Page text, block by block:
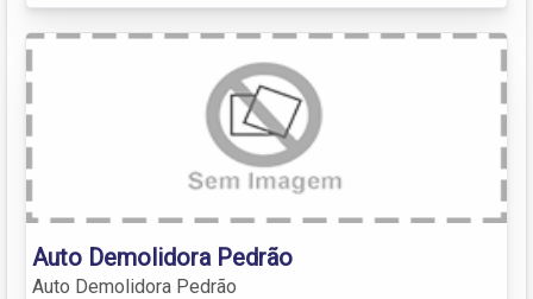
Auto Demolidora Pedrão
Auto Demolidora Pedrão